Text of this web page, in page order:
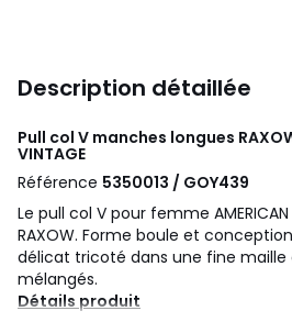
Description détaillée
Pull col V manches longues
VINTAGE
Référence 5350013 / GOY439
Le pull col V pour femme
RAXOW. Forme boule et
délicat tricoté dans une fine
mélangés.
Détails produit